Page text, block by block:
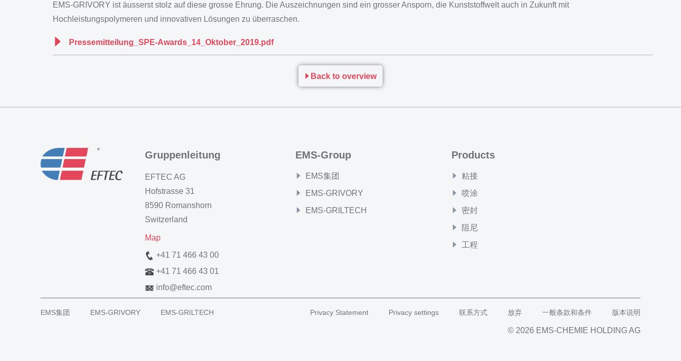
EMS-GRIVORY ist äusserst stolz auf diese grosse Ehrung. Die Auszeichnungen sind ein grosser Ansporn, die Kunststoffwelt auch in Zukunft mit
Hochleistungspolymeren und innovativen Lösungen zu überraschen.
Pressemitteilung_SPE-Awards_14_Oktober_2019.pdf
Back to overview
Gruppenleitung
EFTEC AG
Hofstrasse 31
8590 Romanshorn
Switzerland
Map
+41 71 466 43 00
+41 71 466 43 01
info@eftec.com
EMS-Group
EMS集团
EMS-GRIVORY
EMS-GRILTECH
Products
粘接
喷涂
密封
阻尼
工程
EMS集团 EMS-GRIVORY EMS-GRILTECH Privacy Statement Privacy settings 联系方式 放弃 一般条款和条件 版本说明
© 2026 EMS-CHEMIE HOLDING AG